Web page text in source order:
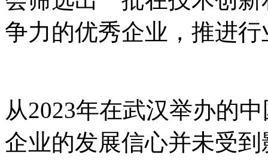
争力的优秀企业，推进
从2023年在武汉举办的
企业的发展信心并未受